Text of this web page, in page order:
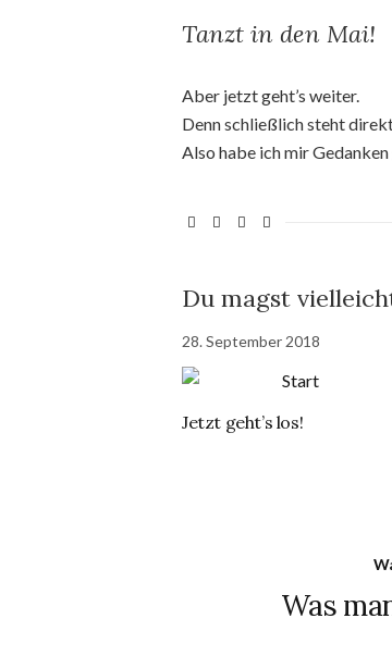
Tanzt in den Mai!
Aber jetzt geht’s weiter.
Denn schließlich steht
Also habe ich mir
Du magst
28. September 2018
Jetzt geht’s los!
Was